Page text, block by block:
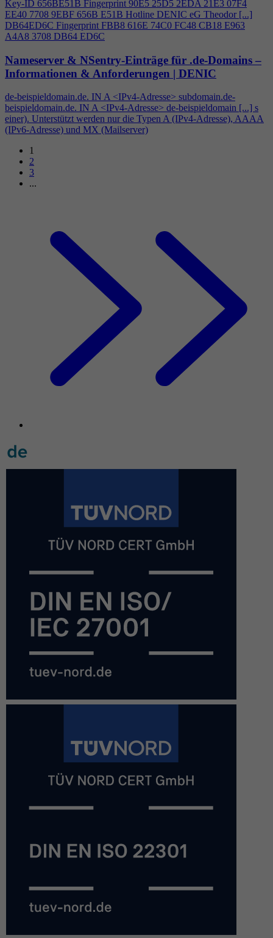
Key-ID 656BE51B Fingerprint 90E5 25D5 2EDA 21E3 07F4
EE40 7708 9EBF 656B E51B Hotline DENIC eG Theodor [...]
DB64ED6C Fingerprint FBB8 616E 74C0 FC48 CB18 E963
A4A8 3708 DB64 ED6C
Nameserver & NSentry-Einträge für .de-Domains –
Informationen & Anforderungen | DENIC
de-beispieldomain.de. IN A <IPv4-Adresse> subdomain.de-
beispieldomain.de. IN A <IPv4-Adresse> de-beispieldomain [...] s
einer). Unterstützt werden nur die Typen A (IPv4-Adresse), AAAA
(IPv6-Adresse) und MX (Mailserver)
1
2
3
...